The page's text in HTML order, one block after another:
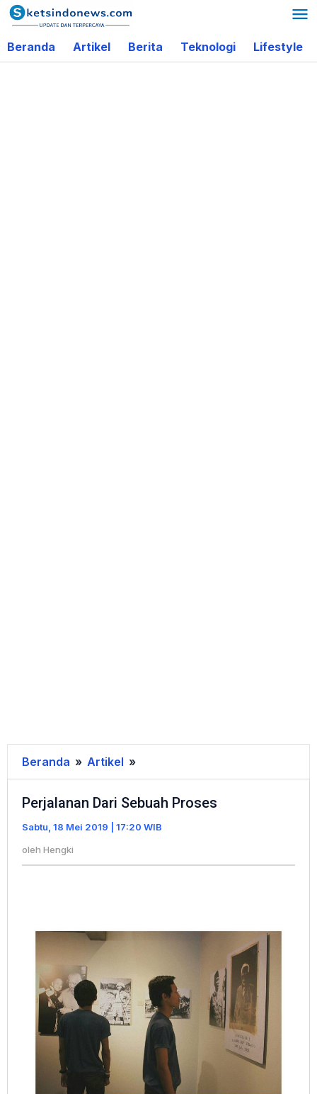
Lewati
ke
konten
Beranda Artikel Berita Teknologi Lifestyle
Beranda » Artikel »
Dari
Sebuah
Proses
Perjalanan Dari Sebuah Proses
Sabtu, 18 Mei 2019 | 17:20 WIB
oleh Hengki